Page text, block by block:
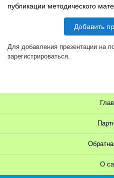
публикации методического
Добавить
Для добавления презентации на
зарегистрироваться.
О